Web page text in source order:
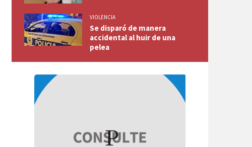
VIOLENCIA
Se disparó de manera
accidental al huir de una
pelea